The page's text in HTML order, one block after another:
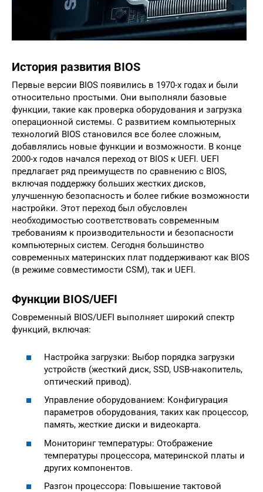
История развития BIOS
Первые версии BIOS появились в 1970-х годах и были
относительно простыми. Они выполняли базовые
функции, такие как проверка оборудования и загрузка
операционной системы. С развитием компьютерных
технологий BIOS становился все более сложным,
добавлялись новые функции и возможности. В конце
2000-х годов начался переход от BIOS к UEFI. UEFI
предлагает ряд преимуществ по сравнению с BIOS,
включая поддержку больших жестких дисков,
улучшенную безопасность и более гибкие возможности
настройки. Этот переход был обусловлен
необходимостью соответствовать современным
требованиям к производительности и безопасности
компьютерных систем. Сегодня большинство
современных материнских плат поддерживают как BIOS
(в режиме совместимости CSM), так и UEFI.
Функции BIOS/UEFI
Современный BIOS/UEFI выполняет широкий спектр
функций, включая:
Настройка загрузки: Выбор порядка загрузки
устройств (жесткий диск, SSD, USB-накопитель,
оптический привод).
Управление оборудованием: Конфигурация
параметров оборудования, таких как процессор,
память, жесткие диски и видеокарта.
Мониторинг температуры: Отображение
температуры процессора, материнской платы и
других компонентов.
Разгон процессора: Повышение тактовой